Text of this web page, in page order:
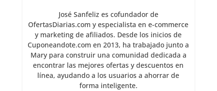
José Sanfeliz es cofundador de
OfertasDiarias.com y especialista en e-commerce
y marketing de afiliados. Desde los inicios de
Cuponeandote.com en 2013, ha trabajado junto a
Mary para construir una comunidad dedicada a
encontrar las mejores ofertas y descuentos en
línea, ayudando a los usuarios a ahorrar de
forma inteligente.